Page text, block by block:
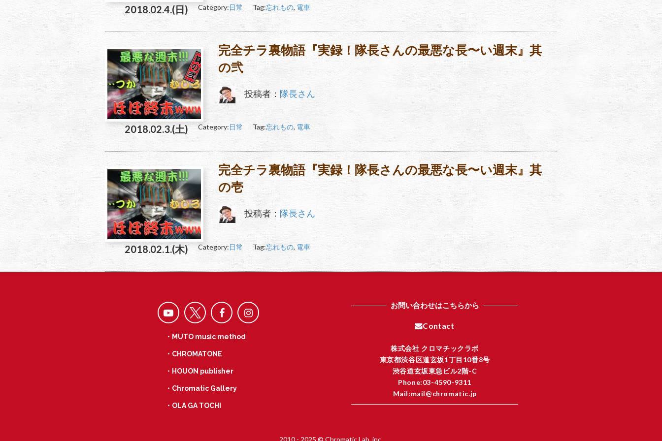
2018.02.4.(日) Category:日常 Tag:忘れもの, 電車
完全チラ裏物語『実録！隊長さんの最悪な長〜い週末』其
の弐
投稿者： 隊長さん
2018.02.3.(土) Category:日常 Tag:忘れもの, 電車
完全チラ裏物語『実録！隊長さんの最悪な長〜い週末』其
の壱
投稿者： 隊長さん
2018.02.1.(木) Category:日常 Tag:忘れもの, 電車
・MUTO music method
・CHROMATONE
・HOUON publisher
・Chromatic Gallery
・OLA GA TOCHI
お問い合わせはこちらから
Contact
株式会社 クロマチックラボ
東京都渋谷区道玄坂1丁目10番8号
渋谷道玄坂東急ビル2階-C
Phone:03-4590-9311
Mail:mail@chromatic.jp
2010 - 2025 © Chromatic Lab. inc.